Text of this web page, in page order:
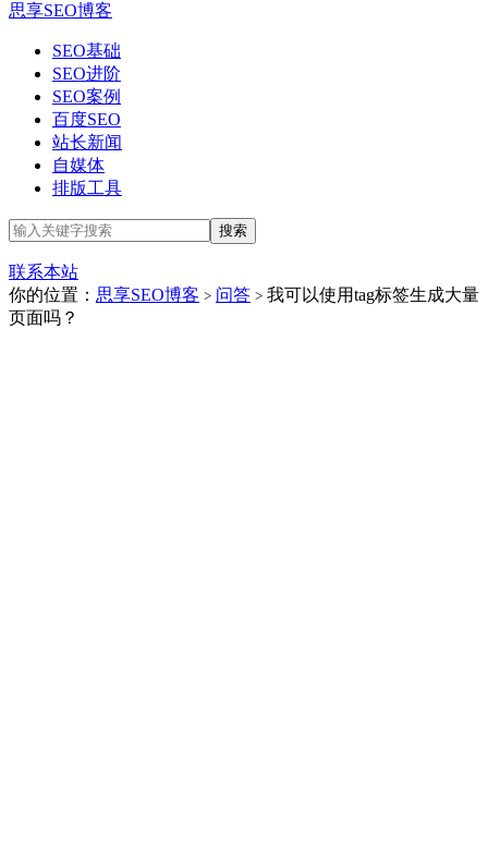
思享SEO博客
SEO基础
SEO进阶
SEO案例
百度SEO
站长新闻
自媒体
排版工具
联系本站
你的位置： 思享SEO博客 > 问答 > 我可以使用tag标签生成大量
页面吗？